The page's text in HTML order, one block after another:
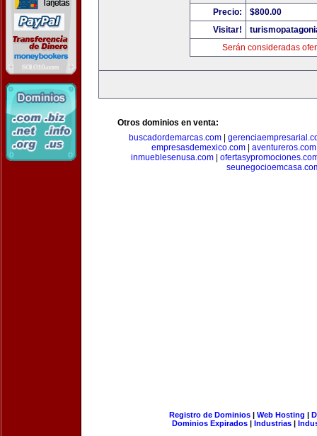
Precio:
$800.00
Visitar!
Serán consideradas
Otros dominios en venta:
buscadordemarcas.com|
empresasdemexico.com| aventureros.com
inmueblesenusa.com|
Registro de Dominios| Web Hosting |
Dominios Expirados | Industrias |